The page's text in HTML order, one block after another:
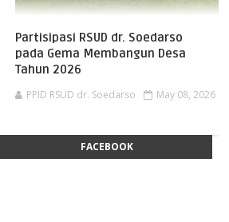
Partisipasi RSUD dr. Soedarso
pada Gema Membangun Desa
Tahun 2026
PPID RSUD dr. Soedarso May 08, 2026
FACEBOOK